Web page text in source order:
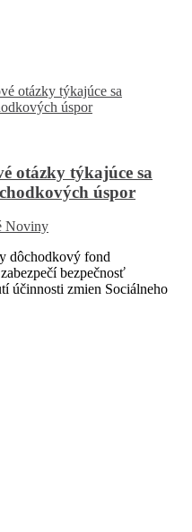
otázky týkajúce sa
úspor
Noviny
dôchodkový fond
bezpečnosť
účinnosti zmien Sociálneho